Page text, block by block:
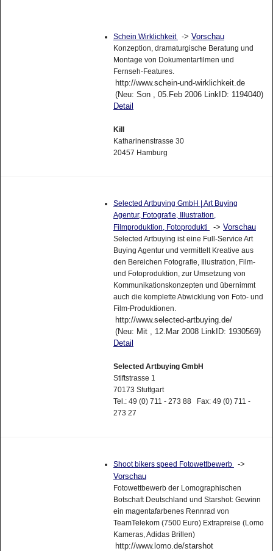
Schein Wirklichkeit -> Vorschau
Konzeption, dramaturgische Beratung und
Montage von Dokumentarfilmen und
Fernseh-Features.
http://www.schein-und-wirklichkeit.de
(Neu: Son , 05.Feb 2006 LinkID: 1194040)
Detail
Kill
Katharinenstrasse 30
20457 Hamburg
Selected Artbuying GmbH | Art Buying
Agentur, Fotografie, Illustration,
Filmproduktion, Fotoprodukti
-> Vorschau
Selected Artbuying ist eine Full-Service Art
Buying Agentur und vermittelt Kreative aus
den Bereichen Fotografie, Illustration, Film-
und Fotoproduktion, zur Umsetzung von
Kommunikationskonzepten und übernimmt
auch die komplette Abwicklung von Foto- und
Film-Produktionen.
http://www.selected-artbuying.de/
(Neu: Mit , 12.Mar 2008 LinkID: 1930569)
Detail
Selected Artbuying GmbH
Stiftstrasse 1
70173 Stuttgart
Tel.: 49 (0) 711 - 273 88 Fax: 49 (0) 711 -
273 27
Shoot bikers speed Fotowettbewerb
->
Vorschau
Fotowettbewerb der Lomographischen
Botschaft Deutschland und Starshot: Gewinn
ein magentafarbenes Rennrad von
TeamTelekom (7500 Euro) Extrapreise (Lomo
Kameras, Adidas Brillen)
http://www.lomo.de/starshot